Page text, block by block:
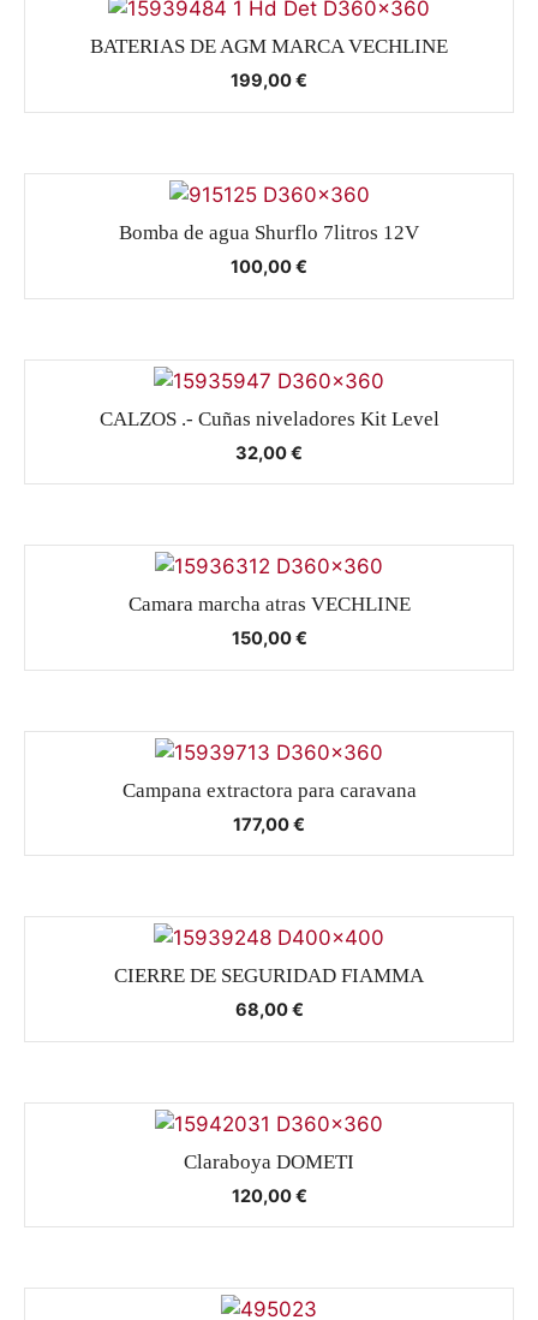
BATERIAS DE AGM MARCA VECHLINE
199,00€
Bomba de agua Shurflo 7litros 12V
100,00€
CALZOS .- Cuñas niveladores Kit Level
32,00€
Camara marcha atras VECHLINE
150,00€
Campana extractora para caravana
177,00€
CIERRE DE SEGURIDAD FIAMMA
68,00€
Claraboya DOMETI
120,00€